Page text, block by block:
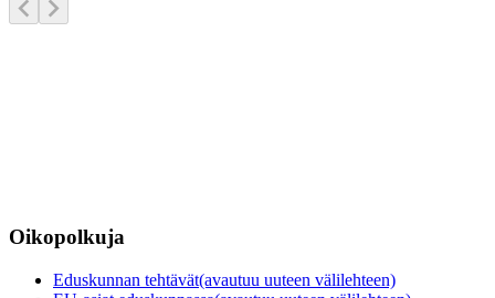
Oikopolkuja
Eduskunnan tehtävät(avautuu uuteen välilehteen)